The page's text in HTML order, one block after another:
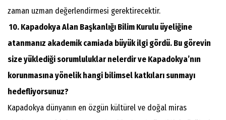
zaman uzman değerlendirmesi gerektirecektir.
10. Kapadokya Alan Başkanlığı Bilim Kurulu üyeliğine
atanmanız akademik camiada büyük ilgi gördü. Bu görevin
size yüklediği sorumluluklar nelerdir ve Kapadokya’nın
korunmasına yönelik hangi bilimsel katkıları sunmayı
hedefliyorsunuz?
Kapadokya dünyanın en özgün kültürel ve doğal miras